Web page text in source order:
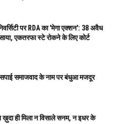
पर RDA का 'मेगा एक्शन': 38 अवैध
एकतरफा स्टे रोकने के लिए कोर्ट
समाजवाद के नाम पर बंधुआ मजदूर
ही मिला न विसाले सनम, न इधर के